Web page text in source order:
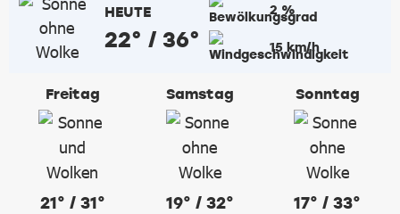
HEUTE
22° / 36°
2 %
15 km/h
Freitag
21° / 31°
Samstag
19° / 32°
Sonntag
17° / 33°